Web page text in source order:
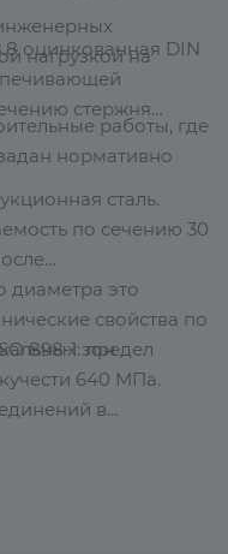
нагрузкой на
работы, где
нормативно
оцинкованная DIN
стержня
сталь.
по сечению 30
диаметра это
свойства по
зон
898-1: предел
640 МПа.
в